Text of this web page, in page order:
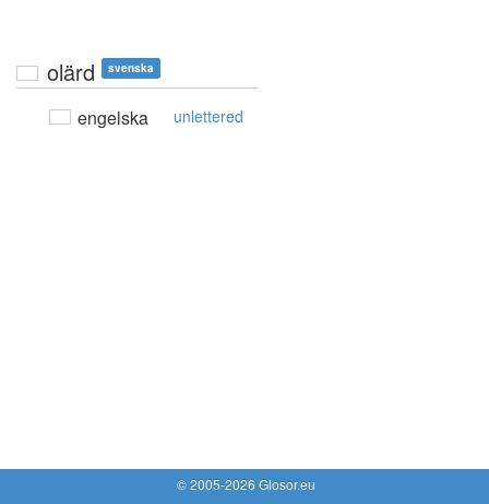
olärd svenska
engelska unlettered
© 2005-2026 Glosor.eu